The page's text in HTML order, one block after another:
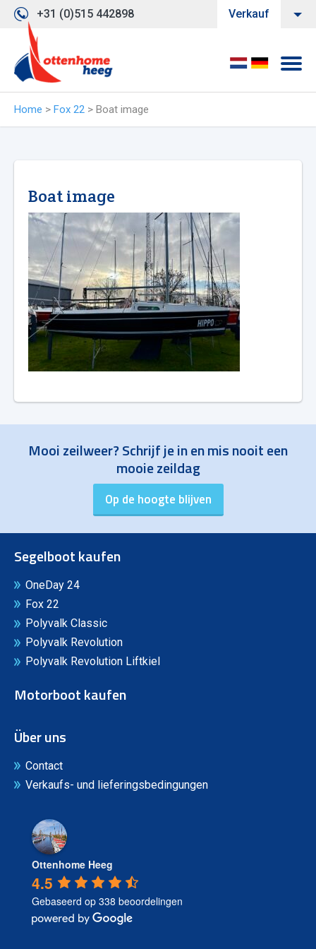
+31 (0)515 442898 Verkauf
Home > Fox 22 > Boat image
Boat image
Mooi zeilweer? Schrijf je in en mis nooit een
mooie zeildag
Segelboot kaufen
OneDay 24
Fox 22
Polyvalk Classic
Polyvalk Revolution
Polyvalk Revolution Liftkiel
Motorboot kaufen
Über uns
Contact
Verkaufs- und lieferingsbedingungen
Ottenhome Heeg
4.5
Gebaseerd op 338 beoordelingen